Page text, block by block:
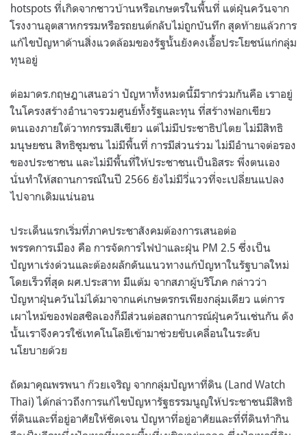
hotspots ที่เกิดจากชาวบ้านหรือเกษตรในพื้นที่ แต่ฝุ่นควันจาก
โรงงานอุตสาหกรรมหรือรถยนต์กลับไม่ถูกบันทึก สุดท้ายแล้วการ
แก้ไขปัญหาด้านสิ่งแวดล้อมของรัฐนั้นยังคงเอื้อประโยชน์แก่กลุ่ม
ทุนอยู่
ต่อมาดร.กฤษฎาเสนอว่า ปัญหาทั้งหมดนี้มีรากร่วมกันคือ เราอยู่
ในโครงสร้างอำนาจรวมศูนย์ทั้งรัฐและทุน ที่สร้างฟอกเขียว
ตนเองภายใต้วาทกรรมสีเขียว แต่ไม่มีประชาธิปไตย ไม่มีสิทธิ
มนุษยชน สิทธิชุมชน ไม่มีพื้นที่ การมีส่วนร่วม ไม่มีอำนาจต่อรอง
ของประชาชน และไม่มีพื้นที่ให้ประชาชนเป็นอิสระ พึ่งตนเอง
นั่นทำให้สถานการณ์ในปี 2566 ยังไม่มีวี่แววที่จะเปลี่ยนแปลง
ไปจากเดิมแน่นอน
ประเด็นแรกเริ่มที่ภาคประชาสังคมต้องการเสนอต่อ
พรรคการเมือง คือ การจัดการไฟป่าและฝุ่น PM 2.5 ซึ่งเป็น
ปัญหาเร่งด่วนและต้องผลักดันแนวทางแก้ปัญหาในรัฐบาลใหม่
โดยเร็วที่สุด ผศ.ประสาท มีแต้ม จากสภาผู้บริโภค กล่าวว่า
ปัญหาฝุ่นควันไม่ได้มาจากแค่เกษตรกรเพียงกลุ่มเดียว แต่การ
เผาไหม้ของฟอสซิลเองก็มีส่วนต่อสถานการณ์ฝุ่นควันเช่นกัน ดัง
นั้นเราจึงควรใช้เทคโนโลยีเข้ามาช่วยขับเคลื่อนในระดับ
นโยบายด้วย
ถัดมาคุณพรพนา ก๊วยเจริญ จากกลุ่มปัญหาที่ดิน (Land Watch
Thai) ได้กล่าวถึงการแก้ไขปัญหารัฐธรรมนูญให้ประชาชนมีสิทธิ
ที่ดินและที่อยู่อาศัยให้ชัดเจน ปัญหาที่อยู่อาศัยและที่ที่ดินทำกิน